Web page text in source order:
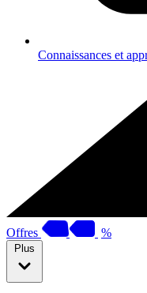
Connaissances et
Offres %
Plus